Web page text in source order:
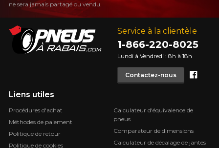
Service à la clientèle
1-866-220-8025
Lundi à Vendredi : 8h à 18h
Contactez-nous
Liens utiles
Procédures d'achat
Méthodes de paiement
Politique de retour
Politique de cookies
Calculateur d'équivalence de
pneus
Comparateur de dimensions
Calculateur de décalage de jantes
ne sera jamais partagé ou vendu.